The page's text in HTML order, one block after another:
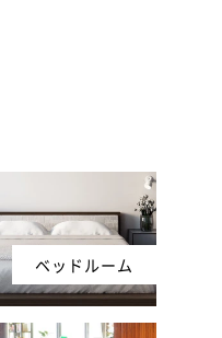
ベッドルーム